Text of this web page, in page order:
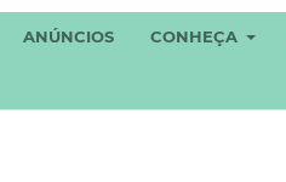
ANÚNCIOS CONHEÇA